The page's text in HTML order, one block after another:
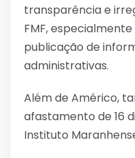
transparência e
FMF,
publicação de
administrativas.
Além de Américo,
afastamento de 16
Instituto